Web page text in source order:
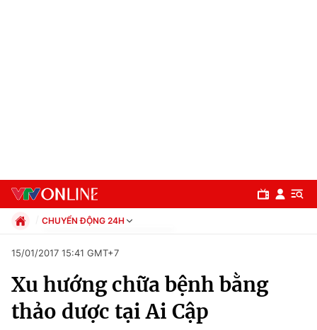
Chuyên mục
Chính trị
CHUYỂN ĐỘNG 24H
Xã hội
Pháp luật
Thể thao
15/01/2017 15:41 GMT+7
Xu hướng chữa bệnh bằng
thảo dược tại Ai Cập